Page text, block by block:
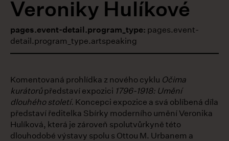
Veroniky Hulíkové
pages.event-detail.program_type: pages.event-
detail.program_type.artspeaking
Komentovaná prohlídka z nového cyklu Očima
kurátorůpředstaví expozici 1796-1918: Umění
dlouhého století. Koncepci expozice a svá oblíbená díla
představí ředitelka Sbírky moderního umění Veronika
Hulíková, která je zároveň spolutvůrkyně této
dlouhodobé výstavy spolu s Ottou M. Urbanem a